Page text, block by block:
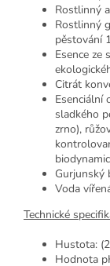
Rostlinný
Rostlinný
pěstování
Esence ze
Citrát
Esenciální
sladkého
zrno),
Gurjunský
Voda
Technické
Hustota:
Hodnota